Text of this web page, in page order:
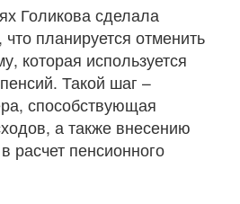
Голикова сделала
планируется отменить
которая используется
Такой шаг –
способствующая
а также внесению
расчет пенсионного